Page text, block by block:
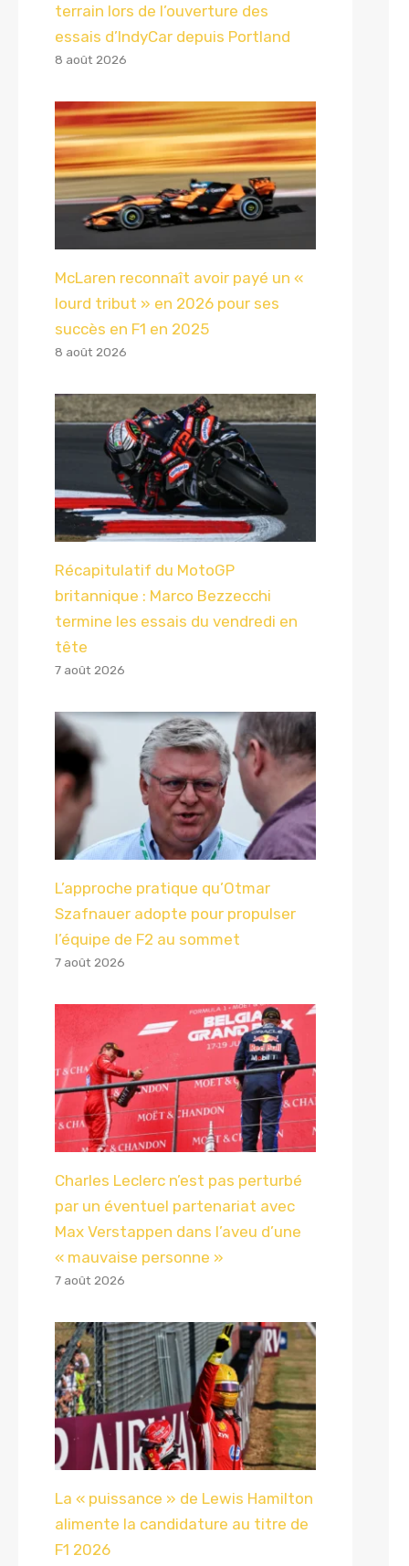
terrain lors de l’ouverture des
essais d’IndyCar depuis Portland
8 août 2026
McLaren reconnaît avoir payé un «
lourd tribut » en 2026 pour ses
succès en F1 en 2025
8 août 2026
Récapitulatif du MotoGP
britannique : Marco Bezzecchi
termine les essais du vendredi en
tête
7 août 2026
L’approche pratique qu’Otmar
Szafnauer adopte pour propulser
l’équipe de F2 au sommet
7 août 2026
Charles Leclerc n’est pas perturbé
par un éventuel partenariat avec
Max Verstappen dans l’aveu d’une
« mauvaise personne »
7 août 2026
La « puissance » de Lewis Hamilton
alimente la candidature au titre de
F1 2026